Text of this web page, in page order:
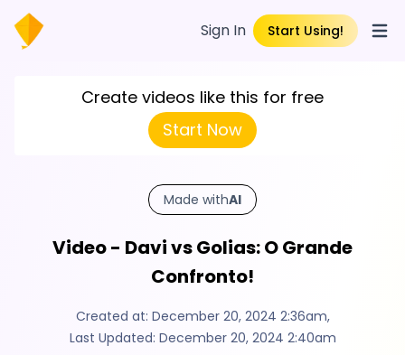
Sign In Start Using!
Create videos like this for free
Start Now
Made withAI
Video - Davi vs Golias: O Grande
Confronto!
Created at: December 20, 2024 2:36am,
Last Updated: December 20, 2024 2:40am